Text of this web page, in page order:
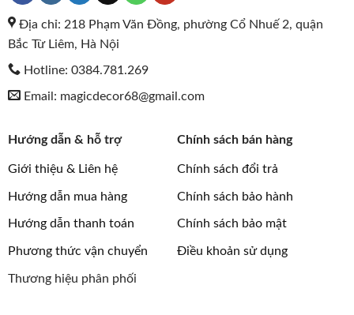
Địa chỉ: 218 Phạm Văn Đồng, phường Cổ Nhuế 2, quận
Bắc Từ Liêm, Hà Nội
Hotline: 0384.781.269
Email: magicdecor68@gmail.com
Hướng dẫn & hỗ trợ
Giới thiệu & Liên hệ
Hướng dẫn mua hàng
Hướng dẫn thanh toán
Phương thức vận chuyển
Thương hiệu phân phối
Chính sách bán hàng
Chính sách đổi trả
Chính sách bảo hành
Chính sách bảo mật
Điều khoản sử dụng